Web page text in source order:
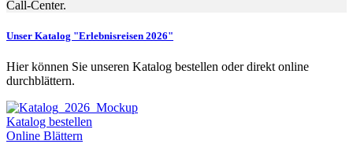
Call-Center.
Unser Katalog "Erlebnisreisen 2026"
Hier können Sie unseren Katalog bestellen oder direkt online
durchblättern.
Katalog bestellen
Online Blättern